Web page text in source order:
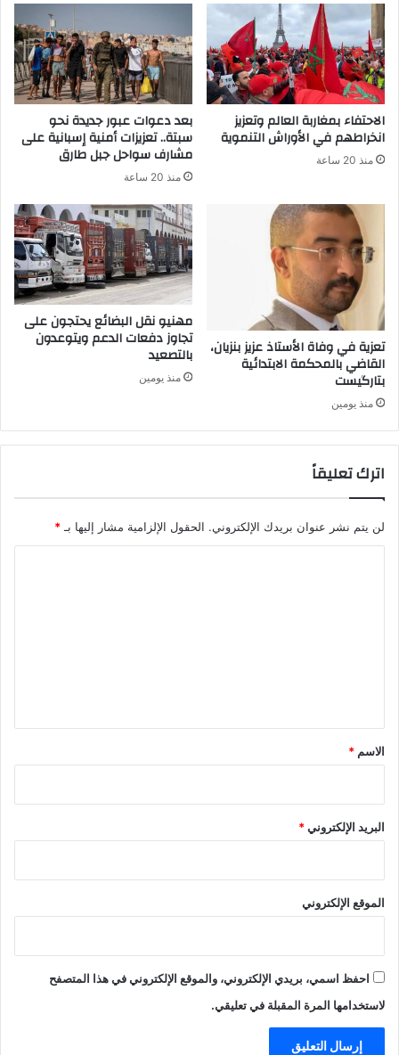
الاحتفاء بمغاربة العالم وتعزيز
انخراطهم في الأوراش التنموية
منذ 20 ساعة
بعد دعوات عبور جديدة نحو
سبتة.. تعزيزات أمنية إسبانية على
مشارف سواحل جبل طارق
منذ 20 ساعة
تعزية في وفاة الأستاذ عزيز بنزيان،
القاضي بالمحكمة الابتدائية
بتارگيست
منذ يومين
مهنيو نقل البضائع يحتجون على
تجاوز دفعات الدعم ويتوعدون
بالتصعيد
منذ يومين
اترك تعليقاً
لن يتم نشر عنوان بريدك الإلكتروني. الحقول الإلزامية مشار إليها بـ *
*
الاسم *
البريد الإلكتروني*
الموقع الإلكتروني
احفظ اسمي، بريدي الإلكتروني، والموقع الإلكتروني في هذا المتصفح
لاستخدامها المرة المقبلة في تعليقي.